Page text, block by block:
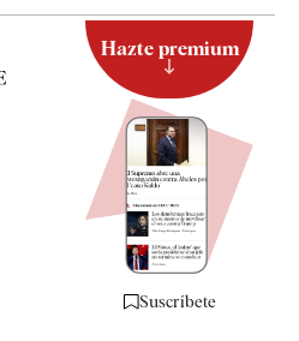
Hazte premium
Suscríbete